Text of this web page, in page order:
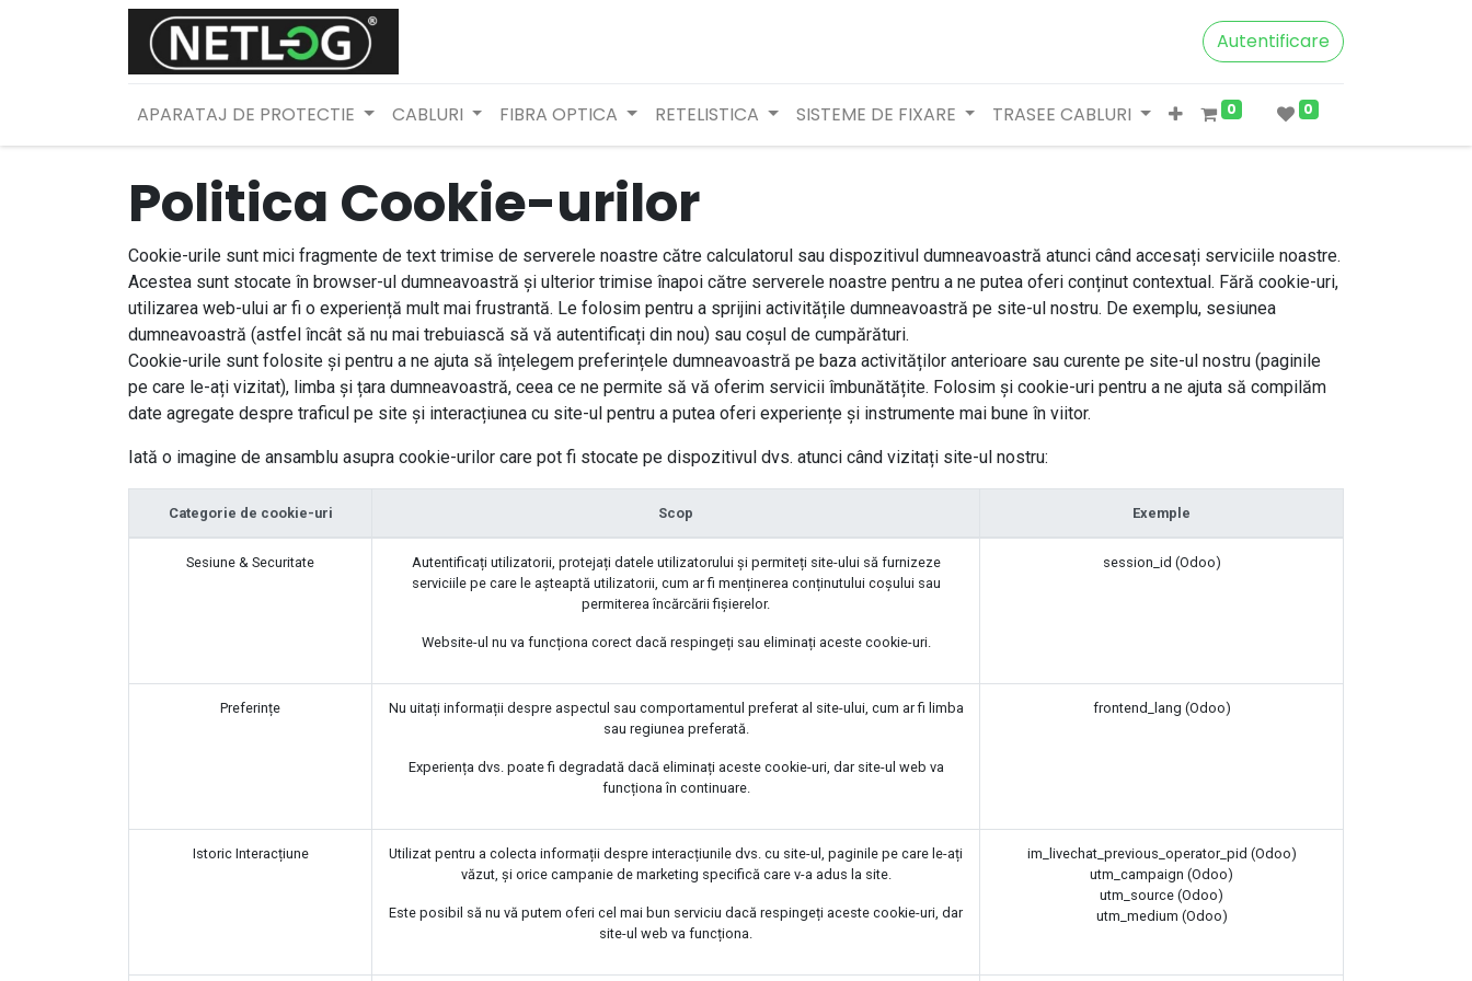
Autentificare
APARATAJ DE PROTECTIE CABLURI FIBRA OPTICA RETELISTICA SISTEME DE FIXARE TRASEE CABLURI 0 0
Politica Cookie-urilor
Cookie-urile sunt mici fragmente de text trimise de serverele noastre către calculatorul sau dispozitivul dumneavoastră atunci când accesați serviciile noastre.
Acestea sunt stocate în browser-ul dumneavoastră și ulterior trimise înapoi către serverele noastre pentru a ne putea oferi conținut contextual. Fără cookie-uri,
utilizarea web-ului ar fi o experiență mult mai frustrantă. Le folosim pentru a sprijini activitățile dumneavoastră pe site-ul nostru. De exemplu, sesiunea
dumneavoastră (astfel încât să nu mai trebuiască să vă autentificați din nou) sau coșul de cumpărături.
Cookie-urile sunt folosite și pentru a ne ajuta să înțelegem preferințele dumneavoastră pe baza activităților anterioare sau curente pe site-ul nostru (paginile
pe care le-ați vizitat), limba și țara dumneavoastră, ceea ce ne permite să vă oferim servicii îmbunătățite. Folosim și cookie-uri pentru a ne ajuta să compilăm
date agregate despre traficul pe site și interacțiunea cu site-ul pentru a putea oferi experiențe și instrumente mai bune în viitor.
Iată o imagine de ansamblu asupra cookie-urilor care pot fi stocate pe dispozitivul dvs. atunci când vizitați site-ul nostru:
Categorie de cookie-uri Scop Exemple
Sesiune & Securitate
Autentificați utilizatorii, protejați datele utilizatorului și permiteți site-ului să furnizeze
serviciile pe care le așteaptă utilizatorii, cum ar fi menținerea conținutului coșului sau
permiterea încărcării fișierelor.
Website-ul nu va funcționa corect dacă respingeți sau eliminați aceste cookie-uri.
session_id (Odoo)
Preferințe
Nu uitați informații despre aspectul sau comportamentul preferat al site-ului, cum ar fi limba
sau regiunea preferată.
Experiența dvs. poate fi degradată dacă eliminați aceste cookie-uri, dar site-ul web va
funcționa în continuare.
frontend_lang (Odoo)
Istoric Interacțiune
Utilizat pentru a colecta informații despre interacțiunile dvs. cu site-ul, paginile pe care le-ați
văzut, și orice campanie de marketing specifică care v-a adus la site.
Este posibil să nu vă putem oferi cel mai bun serviciu dacă respingeți aceste cookie-uri, dar
site-ul web va funcționa.
im_livechat_previous_operator_pid (Odoo)
utm_campaign (Odoo)
utm_source (Odoo)
utm_medium (Odoo)